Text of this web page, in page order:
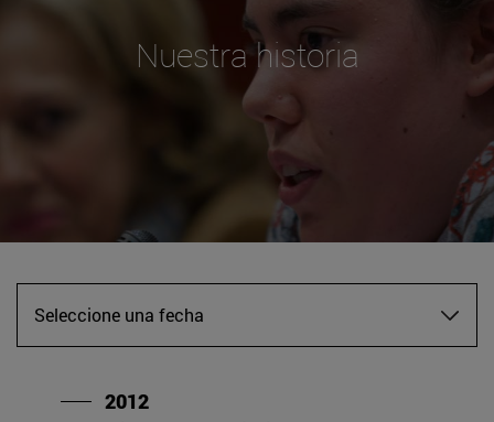
Nuestra historia
Seleccione una fecha
2012